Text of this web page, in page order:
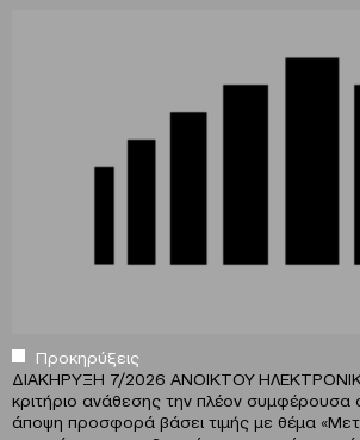
Προκηρύξεις
ΔΙΑΚΗΡΥΞΗ 7/2026 ΑΝΟΙΚΤΟΥ
κριτήριο ανάθεσης την πλέον συμφέρουσα
άποψη προσφορά βάσει τιμής με θέμα